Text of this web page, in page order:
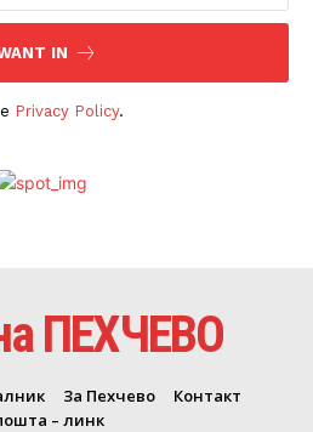
IN
Privacy Policy.
ПЕХЧЕВО
За Пехчево
Контакт
– линк